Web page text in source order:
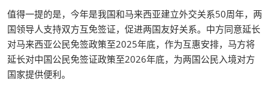
值得一提的是，今年是我国和马来西亚建立外交关系50周年，两
国领导人支持双方互免签证，促进两国友好关系。中方同意延长
对马来西亚公民免签政策至2025年底，作为互惠安排，马方将
延长对中国公民免签证政策至2026年底，为两国公民入境对方
国家提供便利。